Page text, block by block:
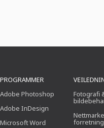
PROGRAMMER
Adobe Photoshop
Adobe InDesign
Microsoft Word
Fotografi
forretning